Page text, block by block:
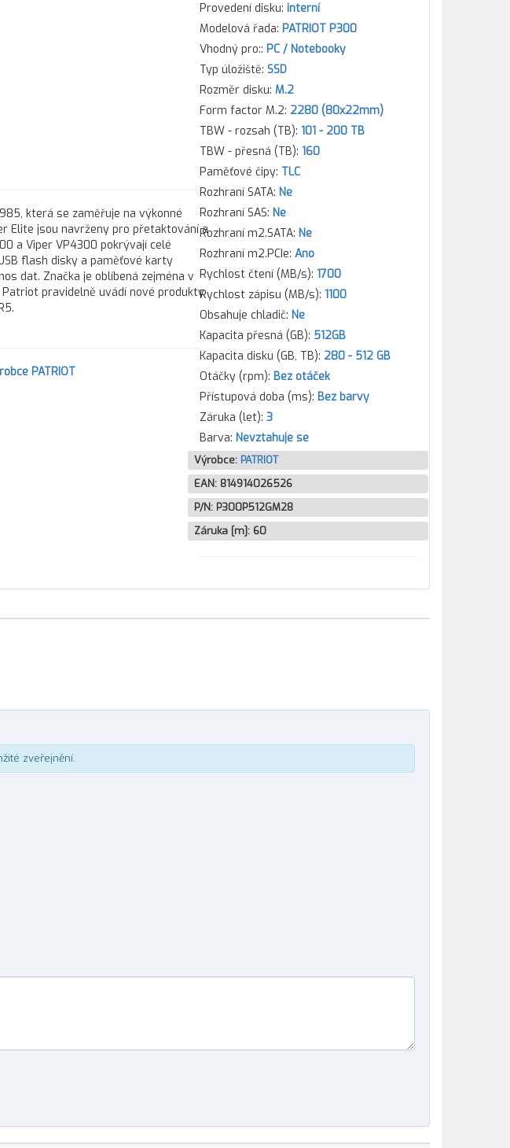
která se zaměřuje na výkonné
Elite jsou navrženy pro přetaktování a
a Viper VP4300 pokrývají celé
flash disky a paměťové karty
dat. Značka je oblíbená zejména v
pravidelně uvádí nové produkty
PATRIOT
Provedení disku: interní
Modelová řada: PATRIOT P300
Vhodný pro:: PC / Notebooky
Typ úložiště: SSD
Rozměr disku: M.2
Form factor M.2: 2280 (80x22mm)
TBW - rozsah (TB): 101 - 200 TB
TBW - přesná (TB): 160
Paměťové čipy: TLC
Rozhraní SATA: Ne
Rozhraní SAS: Ne
Rozhraní m2.SATA: Ne
Rozhraní m2.PCIe: Ano
Rychlost čtení (MB/s): 1700
Rychlost zápisu (MB/s): 1100
Obsahuje chladič: Ne
Kapacita přesná (GB): 512GB
Kapacita disku (GB, TB): 280 - 512 GB
Otáčky (rpm): Bez otáček
Přístupová doba (ms): Bez barvy
Záruka (let): 3
Barva: Nevztahuje se
Výrobce: PATRIOT
EAN: 814914026526
P/N: P300P512GM28
Záruka [m]: 60
zveřejnění.